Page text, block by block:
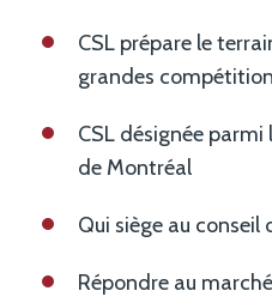
CSL prépare le
grandes
CSL désignée parmi
de Montréal
Qui siège au conseil
Répondre au